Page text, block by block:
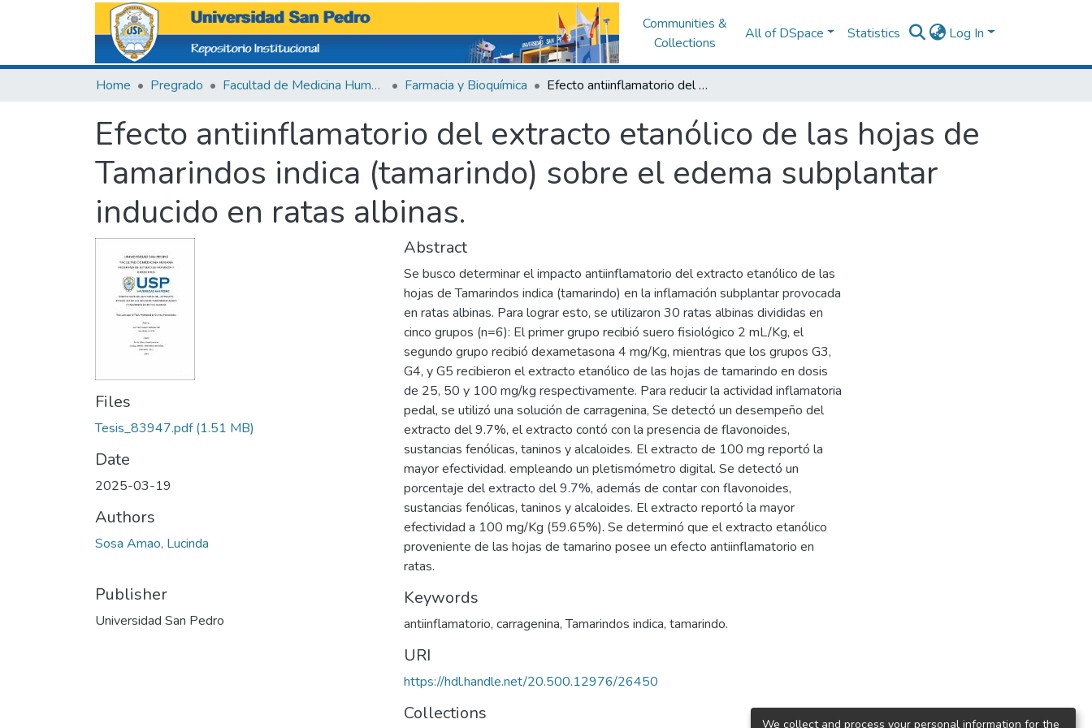
Communities &
Collections
All of DSpace Statistics Log In
Home Pregrado Facultad de Medicina Humana Farmacia y Bioquímica Efecto antiinflamatorio del extracto etanólico de las hojas de Tamarindos indica (tamarindo) sobre el edema subplantar inducido en ratas albinas.
Efecto antiinflamatorio del extracto etanólico de las hojas de
Tamarindos indica (tamarindo) sobre el edema subplantar
inducido en ratas albinas.
Files
Tesis_83947.pdf(1.51 MB)
Date
2025-03-19
Authors
Sosa Amao, Lucinda
Publisher
Universidad San Pedro
Abstract
Se busco determinar el impacto antiinflamatorio del extracto etanólico de las
hojas de Tamarindos indica (tamarindo) en la inflamación subplantar provocada
en ratas albinas. Para lograr esto, se utilizaron 30 ratas albinas divididas en
cinco grupos (n=6): El primer grupo recibió suero fisiológico 2 mL/Kg, el
segundo grupo recibió dexametasona 4 mg/Kg, mientras que los grupos G3,
G4, y G5 recibieron el extracto etanólico de las hojas de tamarindo en dosis
de 25, 50 y 100 mg/kg respectivamente. Para reducir la actividad inflamatoria
pedal, se utilizó una solución de carragenina, Se detectó un desempeño del
extracto del 9.7%, el extracto contó con la presencia de flavonoides,
sustancias fenólicas, taninos y alcaloides. El extracto de 100 mg reportó la
mayor efectividad. empleando un pletismómetro digital. Se detectó un
porcentaje del extracto del 9.7%, además de contar con flavonoides,
sustancias fenólicas, taninos y alcaloides. El extracto reportó la mayor
efectividad a 100 mg/Kg (59.65%). Se determinó que el extracto etanólico
proveniente de las hojas de tamarino posee un efecto antiinflamatorio en
ratas.
Keywords
antiinflamatorio, carragenina,Tamarindos indica, tamarindo.
URI
https://hdl.handle.net/20.500.12976/26450
Collections
We collect and process your personal information for the